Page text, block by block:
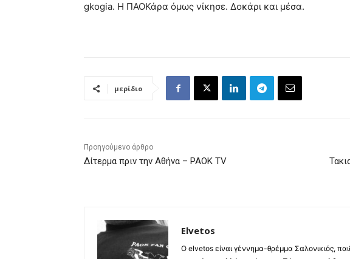
gkogia. H ΠΑΟΚάρα όμως νίκησε. Δοκάρι και μέσα.
μερίδιο
Προηγούμενο άρθρο
Δίτερμα πριν την Αθήνα – PAOK TV
Elvetos
Ο elvetos είναι γέννημα-θρέμμα Σαλονικιός,